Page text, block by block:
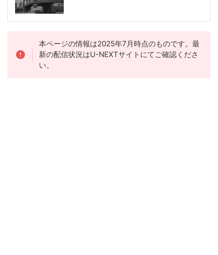
本ページの情報は2025年7月時点のものです。最
新の配信状況はU-NEXTサイトにてご確認くださ
い。